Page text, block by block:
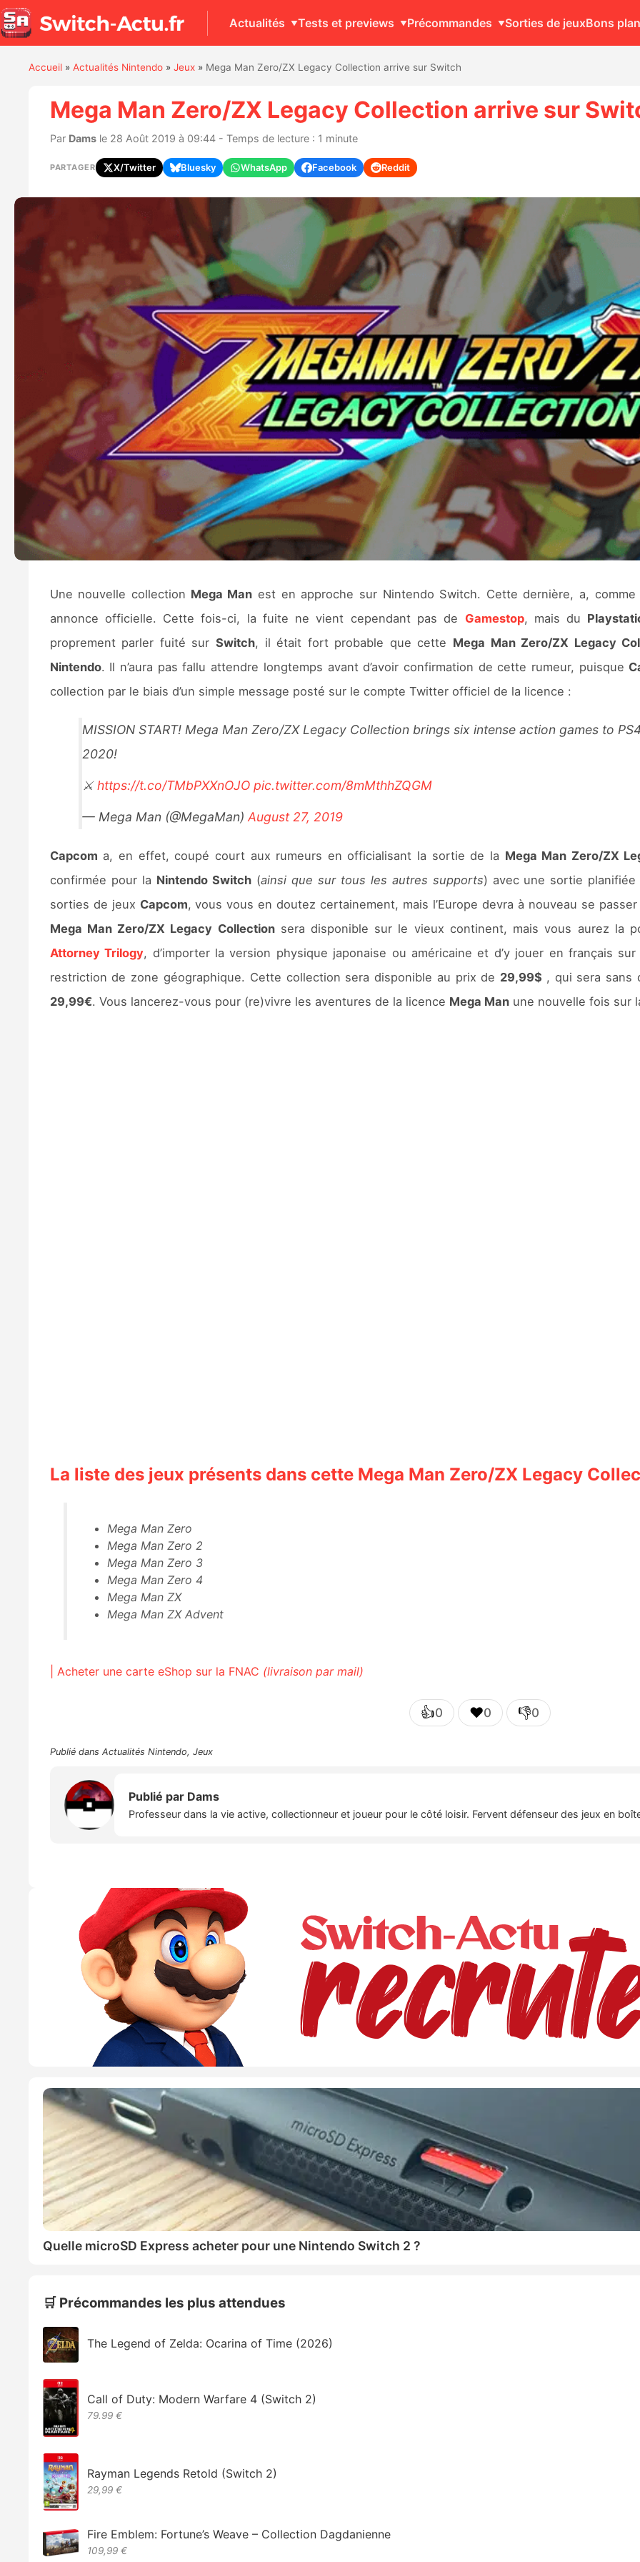
Actualités Tests et previews Précommandes Sorties de jeuxBons
Accueil» Actualités Nintendo» Jeux» Mega Man Zero/ZX Legacy Collection arrive sur Switch
Mega Man Zero/ZX Legacy Collection arrive sur
Par Damsle 28 Août 2019 à 09:44 - Temps de lecture : 1 minute
PARTAGER X/Twitter Bluesky WhatsApp Facebook Reddit
Une nouvelle collection Mega Man est en approche sur Nintendo Switch. Cette dernière, a,
annonce officielle. Cette fois-ci, la fuite ne vient cependant pas de Gamestop, mais du
proprement parler fuité sur Switch, il était fort probable que cette Mega Man Zero/ZX Legacy
Nintendo. Il n’aura pas fallu attendre longtemps avant d’avoir confirmation de cette rumeur, puisque
collection par le biais d’un simple message posté sur le compte Twitter officiel de la licence :
MISSION START! Mega Man Zero/ZX Legacy Collection brings six intense action games to
2020!
⚔️https://t.co/TMbPXXnOJO pic.twitter.com/8mMthhZQGM
— Mega Man (@MegaMan)August 27, 2019
Capcom a, en effet, coupé court aux rumeurs en officialisant la sortie de la Mega Man Zero/ZX
confirmée pour la Nintendo Switch(ainsi que sur tous les autres supports) avec une sortie planifiée
sorties de jeux Capcom, vous vous en doutez certainement, mais l’Europe devra à nouveau se
Mega Man Zero/ZX Legacy Collectionsera disponible sur le vieux continent, mais vous aurez la
Attorney Trilogy, d’importer la version physique japonaise ou américaine et d’y jouer en français
restriction de zone géographique. Cette collection sera disponible au prix de 29,99$ , qui sera sans
29,99€. Vous lancerez-vous pour (re)vivre les aventures de la licence Mega Manune nouvelle fois sur
La liste des jeux présents dans cette Mega Man Zero/ZX Legacy
Mega Man Zero
Mega Man Zero 2
Mega Man Zero 3
Mega Man Zero 4
Mega Man ZX
Mega Man ZX Advent
| Acheter une carte eShop sur la FNAC (livraison par mail)
👍0 ❤️0 👎0
Publié dans Actualités Nintendo, Jeux
Publié par Dams
Professeur dans la vie active, collectionneur et joueur pour le côté loisir. Fervent défenseur des jeux en
Quelle microSD Express acheter pour une Nintendo Switch 2 ?
🛒 Précommandes les plus attendues
The Legend of Zelda: Ocarina of Time (2026)
Call of Duty: Modern Warfare 4 (Switch 2)
79.99 €
Rayman Legends Retold (Switch 2)
29,99 €
Fire Emblem: Fortune’s Weave – Collection Dagdanienne
109,99 €